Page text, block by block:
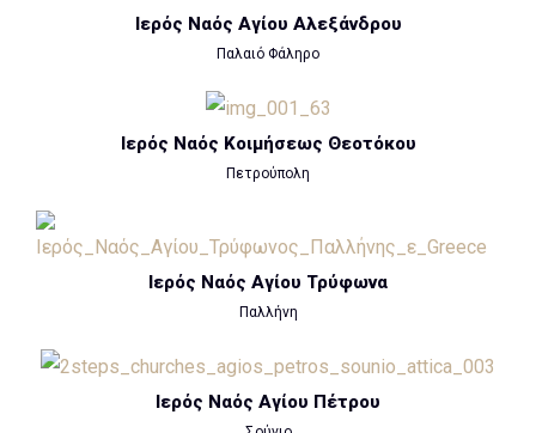
Ιερός Ναός Αγίου Αλεξάνδρου
Παλαιό Φάληρο
Ιερός Ναός Κοιμήσεως Θεοτόκου
Πετρούπολη
Ιερός Ναός Αγίου Τρύφωνα
Παλλήνη
Ιερός Ναός Αγίου Πέτρου